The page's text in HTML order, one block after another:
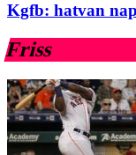
Kgfb: hatvan
Friss